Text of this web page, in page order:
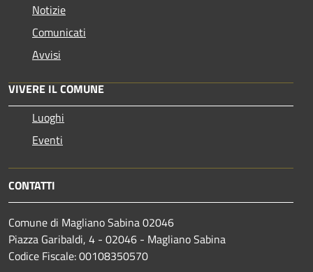
Notizie
Comunicati
Avvisi
VIVERE IL COMUNE
Luoghi
Eventi
CONTATTI
Comune di Magliano Sabina 02046
Piazza Garibaldi, 4 - 02046 - Magliano Sabina
Codice Fiscale: 00108350570